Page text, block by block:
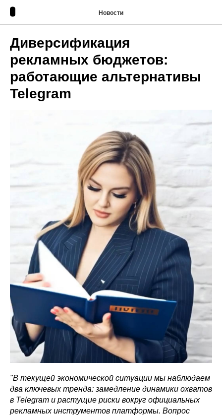
Новости
Диверсификация
рекламных бюджетов:
работающие альтернативы
Telegram
"В текущей экономической ситуации мы наблюдаем
два ключевых тренда: замедление динамики охватов
в Telegram и растущие риски вокруг официальных
рекламных инструментов платформы. Вопрос